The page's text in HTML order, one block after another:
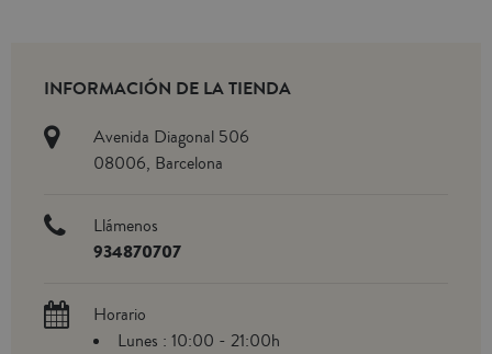
INFORMACIÓN DE LA TIENDA
Avenida Diagonal 506
08006, Barcelona
Llámenos
934870707
Horario
Lunes : 10:00 - 21:00h